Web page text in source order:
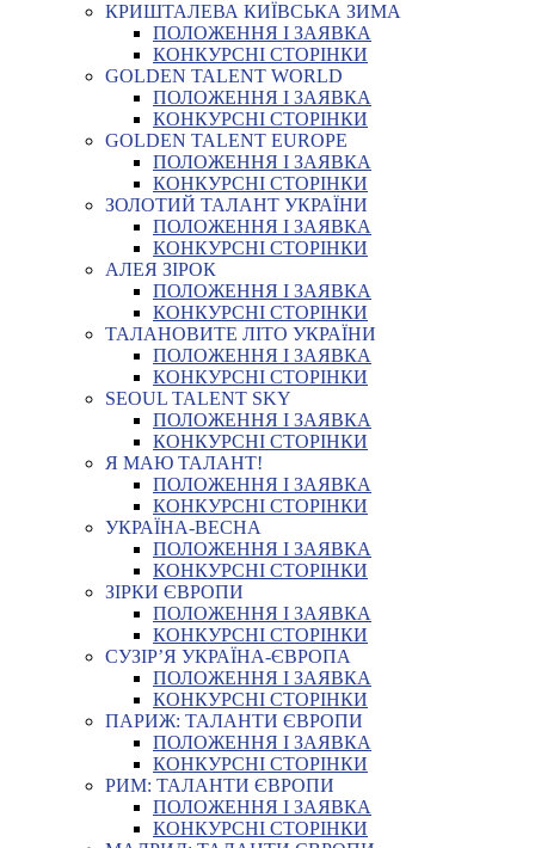
КРИШТАЛЕВА КИЇВСЬКА ЗИМА
ПОЛОЖЕННЯ І ЗАЯВКА
КОНКУРСНІ СТОРІНКИ
GOLDEN TALENT WORLD
ПОЛОЖЕННЯ І ЗАЯВКА
КОНКУРСНІ СТОРІНКИ
GOLDEN TALENT EUROPE
ПОЛОЖЕННЯ І ЗАЯВКА
КОНКУРСНІ СТОРІНКИ
ЗОЛОТИЙ ТАЛАНТ УКРАЇНИ
ПОЛОЖЕННЯ І ЗАЯВКА
КОНКУРСНІ СТОРІНКИ
АЛЕЯ ЗІРОК
ПОЛОЖЕННЯ І ЗАЯВКА
КОНКУРСНІ СТОРІНКИ
ТАЛАНОВИТЕ ЛІТО УКРАЇНИ
ПОЛОЖЕННЯ І ЗАЯВКА
КОНКУРСНІ СТОРІНКИ
SEOUL TALENT SKY
ПОЛОЖЕННЯ І ЗАЯВКА
КОНКУРСНІ СТОРІНКИ
Я МАЮ ТАЛАНТ!
ПОЛОЖЕННЯ І ЗАЯВКА
КОНКУРСНІ СТОРІНКИ
УКРАЇНА-ВЕСНА
ПОЛОЖЕННЯ І ЗАЯВКА
КОНКУРСНІ СТОРІНКИ
ЗІРКИ ЄВРОПИ
ПОЛОЖЕННЯ І ЗАЯВКА
КОНКУРСНІ СТОРІНКИ
СУЗІР’Я УКРАЇНА-ЄВРОПА
ПОЛОЖЕННЯ І ЗАЯВКА
КОНКУРСНІ СТОРІНКИ
ПАРИЖ: ТАЛАНТИ ЄВРОПИ
ПОЛОЖЕННЯ І ЗАЯВКА
КОНКУРСНІ СТОРІНКИ
РИМ: ТАЛАНТИ ЄВРОПИ
ПОЛОЖЕННЯ І ЗАЯВКА
КОНКУРСНІ СТОРІНКИ